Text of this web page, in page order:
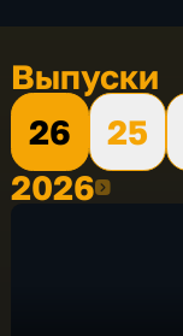
Выпуски
26
25
20262026